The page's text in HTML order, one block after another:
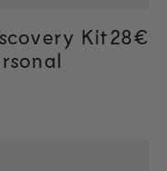
Kit28€
28€